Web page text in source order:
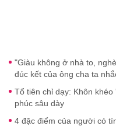
"Giàu không ở nhà to,
đúc kết của ông cha ta
Tổ tiên chỉ dạy: Khôn
phúc sâu dày
4 đặc điểm của người có